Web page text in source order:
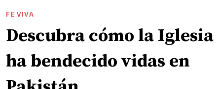
FE VIVA
Descubra cómo la Iglesia
ha bendecido vidas en